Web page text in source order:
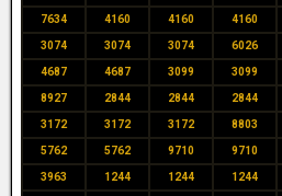
7634 4160 4160 4160
3074 3074 3074 6026
4687 4687 3099 3099
8927 2844 2844 2844
3172 3172 3172 8803
5762 5762 9710 9710
3963 1244 1244 1244